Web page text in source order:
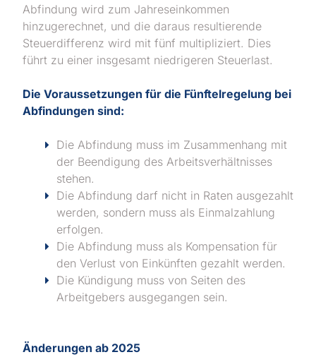
Abfindung wird zum Jahreseinkommen
hinzugerechnet, und die daraus resultierende
Steuerdifferenz wird mit fünf multipliziert. Dies
führt zu einer insgesamt niedrigeren Steuerlast.
Die Voraussetzungen für die Fünftelregelung bei
Abfindungen sind:
Die Abfindung muss im Zusammenhang mit
der Beendigung des Arbeitsverhältnisses
stehen.
Die Abfindung darf nicht in Raten ausgezahlt
werden, sondern muss als Einmalzahlung
erfolgen.
Die Abfindung muss als Kompensation für
den Verlust von Einkünften gezahlt werden.
Die Kündigung muss von Seiten des
Arbeitgebers ausgegangen sein.
Änderungen ab 2025